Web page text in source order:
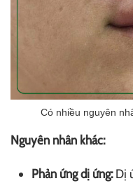
Có nhiều nguyên
Nguyên nhân khác:
Phản ứng dị ứng:Dị